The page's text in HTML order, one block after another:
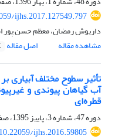
ijhs.2017.127549.797
داریوش رمضان، معظم حسن پور
مشاهده مقاله
اصل مقاله
تأثیر سطوح مختلف آبیاری
آب گیاهان پیوندی و
قطره‌ای
دوره 47، شماره 3، پاییز 1395، صفحه
10.22059/ijhs.2016.59805